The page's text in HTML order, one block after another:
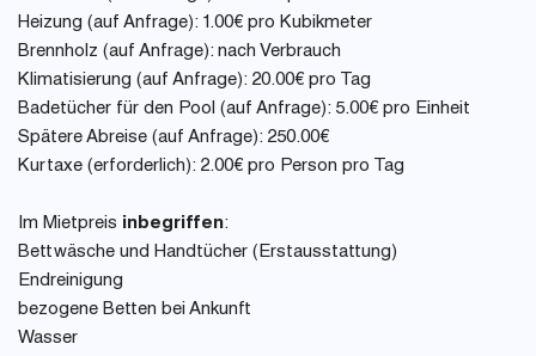
Heizung (auf Anfrage): 1.00€ pro Kubikmeter
Brennholz (auf Anfrage): nach Verbrauch
Klimatisierung (auf Anfrage): 20.00€ pro Tag
Badetücher für den Pool (auf Anfrage): 5.00€ pro Einheit
Spätere Abreise (auf Anfrage): 250.00€
Kurtaxe (erforderlich): 2.00€ pro Person pro Tag
Im Mietpreis inbegriffen:
Bettwäsche und Handtücher (Erstausstattung)
Endreinigung
bezogene Betten bei Ankunft
Wasser